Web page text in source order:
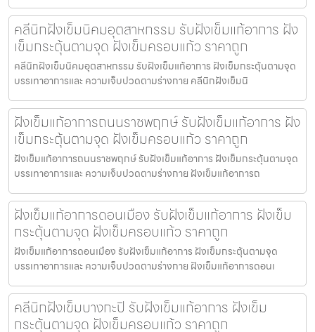
คลีนิกฝังเข็มนิคมอุตสาหกรรม รับฝังเข็มแก้อาการ ฝัง
เข็มกระตุ้นตามจุด ฝังเข็มครอบแก้ว ราคาถูก
คลีนิกฝังเข็มนิคมอุตสาหกรรม รับฝังเข็มแก้อาการ ฝังเข็มกระตุ้นตามจุด
บรรเทาอาการและ ความเจ็บปวดตามร่างกาย คลีนิกฝังเข็มนิ
ฝังเข็มแก้อาการถนนราชพฤกษ์ รับฝังเข็มแก้อาการ ฝัง
เข็มกระตุ้นตามจุด ฝังเข็มครอบแก้ว ราคาถูก
ฝังเข็มแก้อาการถนนราชพฤกษ์ รับฝังเข็มแก้อาการ ฝังเข็มกระตุ้นตามจุด
บรรเทาอาการและ ความเจ็บปวดตามร่างกาย ฝังเข็มแก้อาการถ
ฝังเข็มแก้อาการดอนเมือง รับฝังเข็มแก้อาการ ฝังเข็ม
กระตุ้นตามจุด ฝังเข็มครอบแก้ว ราคาถูก
ฝังเข็มแก้อาการดอนเมือง รับฝังเข็มแก้อาการ ฝังเข็มกระตุ้นตามจุด
บรรเทาอาการและ ความเจ็บปวดตามร่างกาย ฝังเข็มแก้อาการดอนเ
คลีนิกฝังเข็มบางกะปิ รับฝังเข็มแก้อาการ ฝังเข็ม
กระตุ้นตามจุด ฝังเข็มครอบแก้ว ราคาถูก